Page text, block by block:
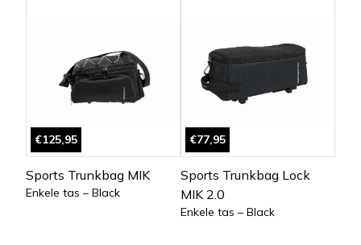
€125,95
Sports Trunkbag MIK
Enkele tas – Black
€77,95
Sports Trunkbag Lock
MIK 2.0
Enkele tas – Black